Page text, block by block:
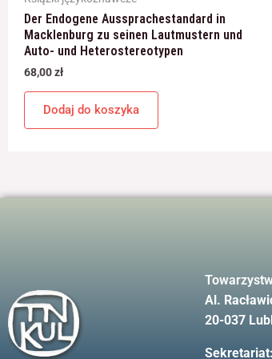
Der Endogene Aussprachestandard in
Macklenburg zu seinen Lautmustern und
Auto- und Heterostereotypen
68,00zł
Dodaj do koszyka
Al.
20-037
Sekretariat: